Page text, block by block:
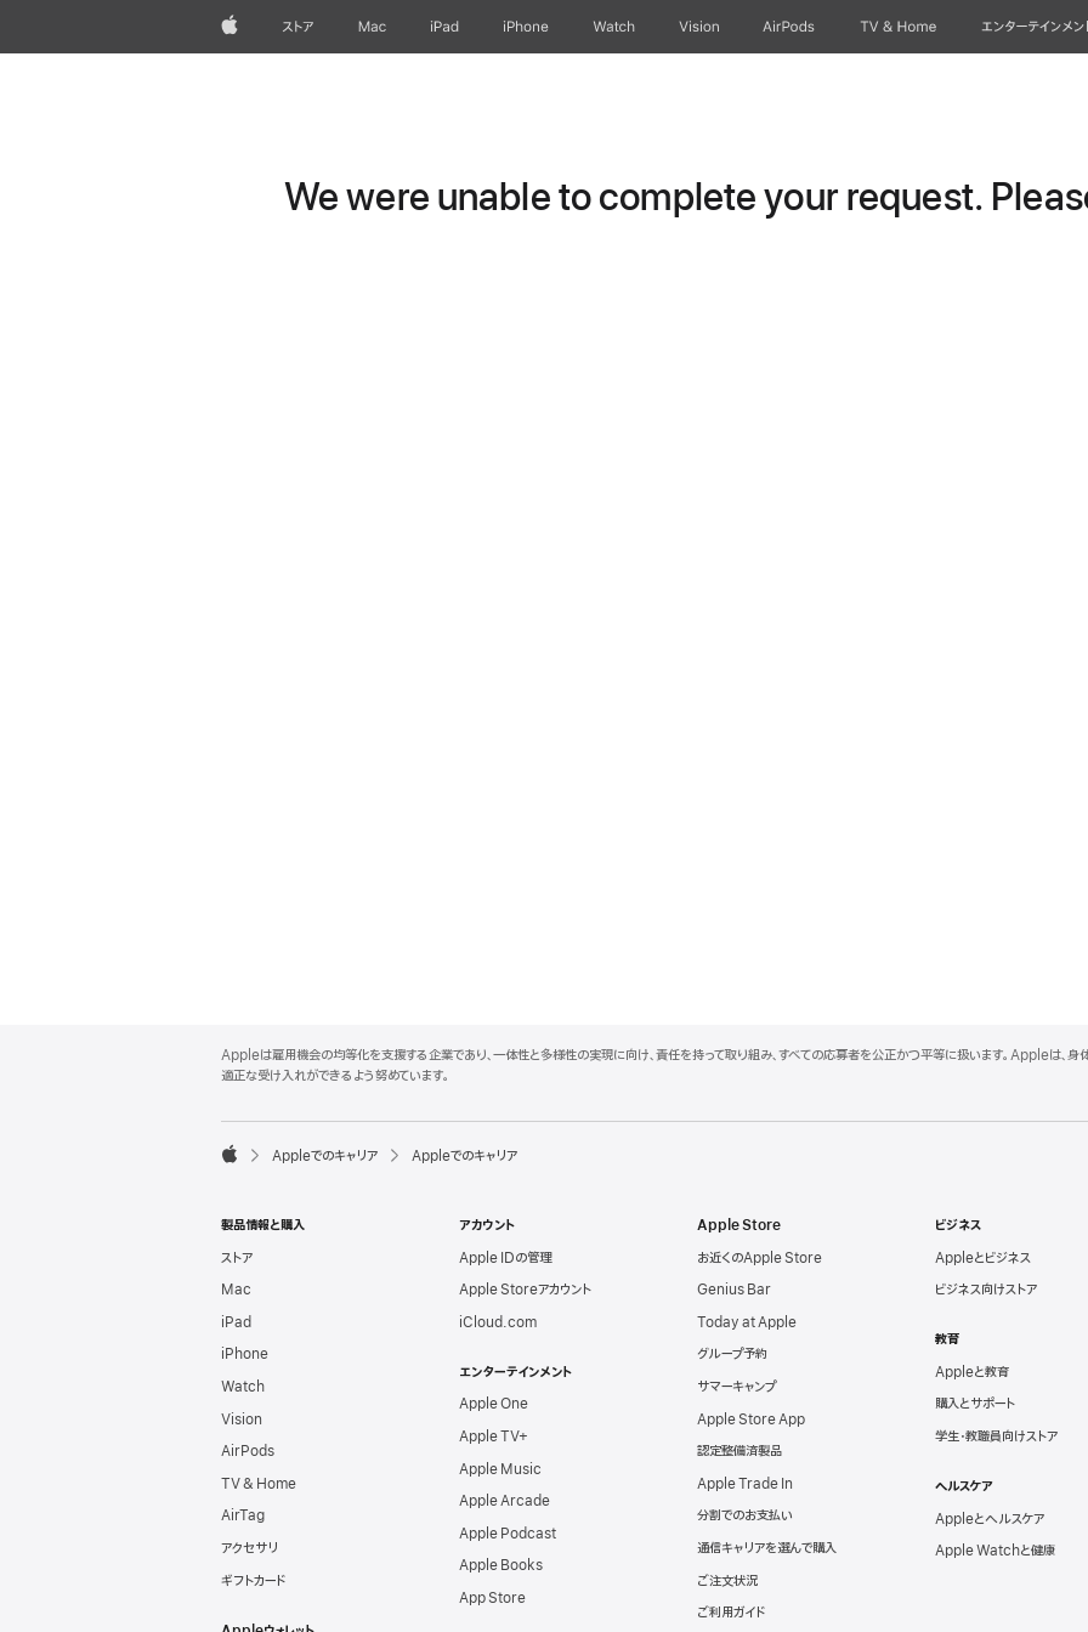
Appleストア Mac iPad iPhone Watch Vision AirPods TV & Home エンターテインメン
We were unable to complete your request.
p
p
e
o
e
Appleは雇用機会の均等化を支援する企業であり、一体性と多様性の実現に向け、責任を持って取り組み、すべての応募者を公正かつ平等に扱います。Appleは、身
適正な受け入れができるよう努めています。

p
l
e
Appleでのキャリア Appleでのキャリア
製品情報と購入
ストア
Mac
iPad
iPhone
Watch
Vision
AirPods
TV & Home
AirTag
アクセサリ
ギフトカード
アカウント
Apple IDの管理
Apple Storeアカウント
iCloud.com
エンターテインメント
Apple One
Apple TV+
Apple Music
Apple Arcade
Apple Podcast
Apple Books
App Store
Apple Store
お近くのApple Store
Genius Bar
Today at Apple
グループ予約
サマーキャンプ
Apple Store App
認定整備済製品
Apple Trade In
分割でのお支払い
通信キャリアを選んで購入
ご注文状況
ご利用ガイド
ビジネス
Appleとビジネス
ビジネス向けストア
教育
Appleと教育
購入とサポート
学生・教職員向けストア
ヘルスケア
Appleとヘルスケア
Apple Watchと健康